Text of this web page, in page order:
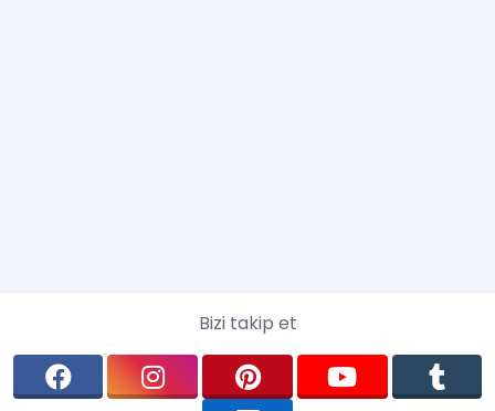
Bizi takip et